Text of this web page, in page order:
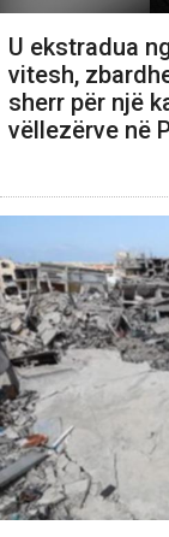
U ekstradua
vitesh,
sherr për një
vëllezërve në